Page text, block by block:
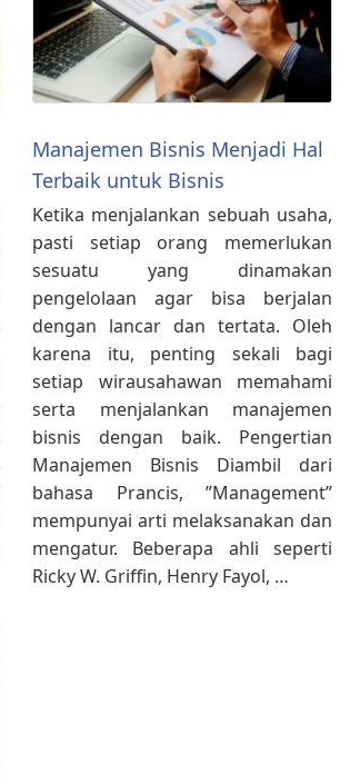
Manajemen Bisnis Menjadi Hal
Terbaik untuk Bisnis
Ketika menjalankan sebuah usaha,
pasti setiap orang memerlukan
sesuatu yang dinamakan
pengelolaan agar bisa berjalan
dengan lancar dan tertata. Oleh
karena itu, penting sekali bagi
setiap wirausahawan memahami
serta menjalankan manajemen
bisnis dengan baik. Pengertian
Manajemen Bisnis Diambil dari
bahasa Prancis, ”Management”
mempunyai arti melaksanakan dan
mengatur. Beberapa ahli seperti
Ricky W. Griffin, Henry Fayol, …